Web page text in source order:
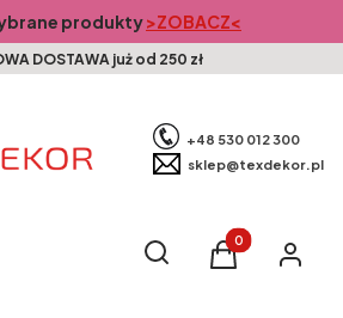
produkty>ZOBACZ<
DOSTAWA już od 250 zł
+48 530 012 300
sklep@texdekor.pl
Otwórz wyszukiwarkę
Szukaj Produkty w
Koszyk Zaloguj